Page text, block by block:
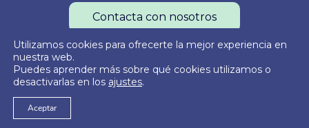
Contacta con nosotros
© 2026
Política de Privacidad Política de Cookies
Utilizamos cookies para ofrecerte la mejor experiencia en
nuestra web.
Puedes aprender más sobre qué cookies utilizamos o
desactivarlas en los ajustes.
Aceptar